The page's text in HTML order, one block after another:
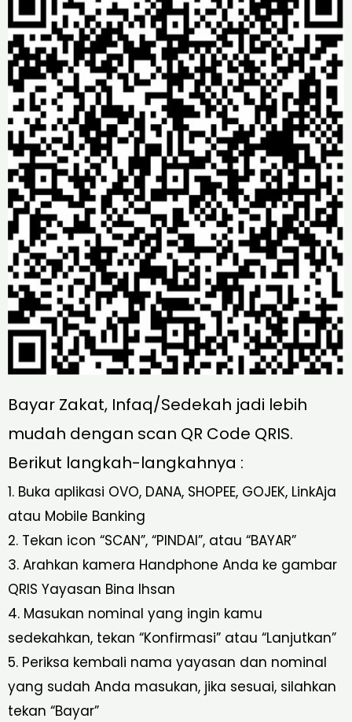
Bayar Zakat, Infaq/Sedekah jadi lebih
mudah dengan scan QR Code QRIS.
Berikut langkah-langkahnya :
1. Buka aplikasi OVO, DANA, SHOPEE, GOJEK, LinkAja
atau Mobile Banking
2. Tekan icon “SCAN”, “PINDAI”, atau “BAYAR”
3. Arahkan kamera Handphone Anda ke gambar
QRIS Yayasan Bina Ihsan
4. Masukan nominal yang ingin kamu
sedekahkan, tekan “Konfirmasi” atau “Lanjutkan”
5. Periksa kembali nama yayasan dan nominal
yang sudah Anda masukan, jika sesuai, silahkan
tekan “Bayar”